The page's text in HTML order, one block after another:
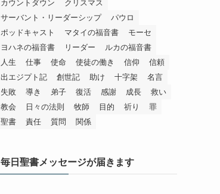
カウントダウン
クリスマス
サーバント・リーダーシップ
パウロ
ポッドキャスト
マタイの福音書
モーセ
ヨハネの福音書
リーダー
ルカの福音書
人生
仕事 使命 使徒の働き 信仰
信頼
出エジプト記
創世記 助け 十字架
名言
失敗
導き 弟子 復活 感謝 成長
救い
教会
日々の法則 牧師 目的 祈り
罪
聖書
責任 質問 関係
毎日聖書メッセージが届きます